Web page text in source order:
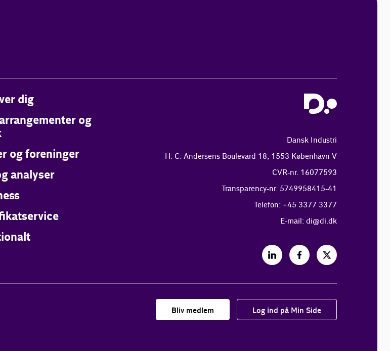
dig
og
og foreninger
analyser
Dansk Industri
H. C. Andersens Boulevard 18, 1553 København V
CVR-nr. 16077593
Transparency-nr. 5749958415-41
Telefon: +45 3377 3377
E-mail: di@di.dk
Bliv medlem Log ind på Min Side